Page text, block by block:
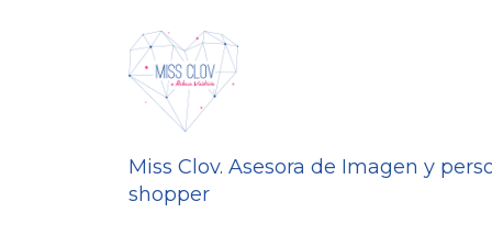
Miss Clov. Asesora de Imagen y
shopper